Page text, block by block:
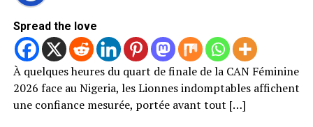
Spread the love
À quelques heures du quart de finale de la CAN Féminine
2026 face au Nigeria, les Lionnes indomptables affichent
une confiance mesurée, portée avant tout […]